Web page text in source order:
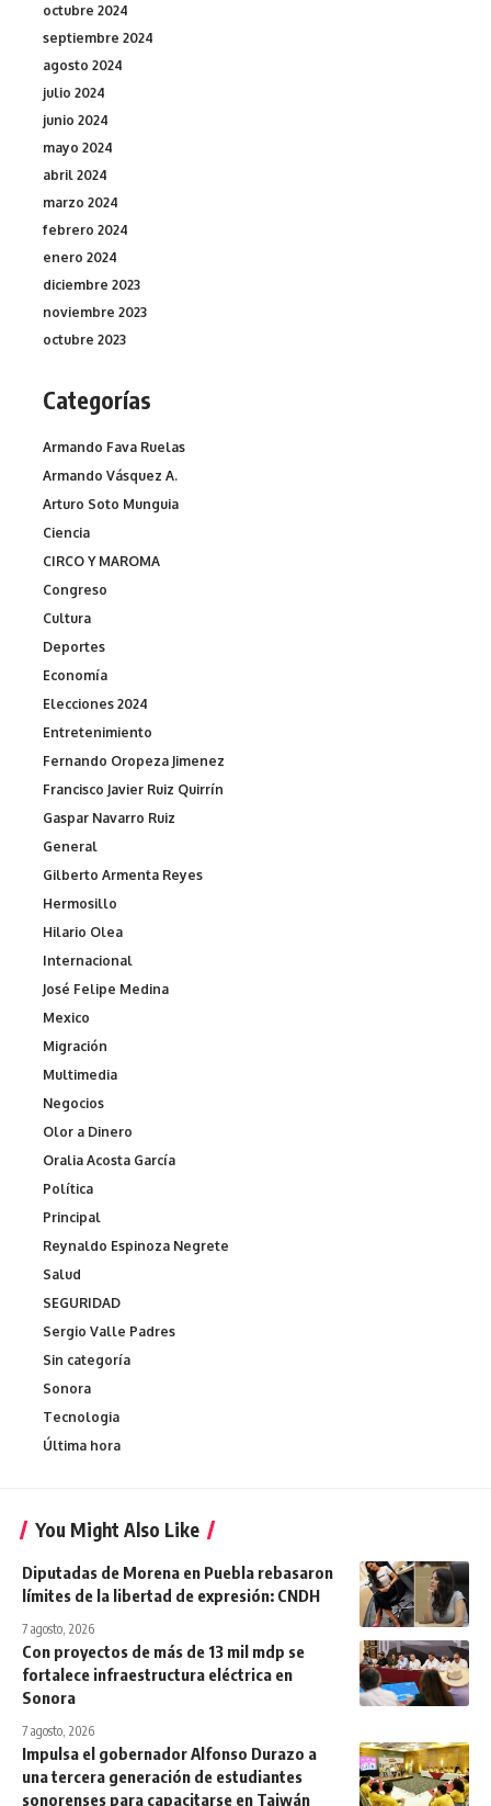
octubre 2024
septiembre 2024
agosto 2024
julio 2024
junio 2024
mayo 2024
abril 2024
marzo 2024
febrero 2024
enero 2024
diciembre 2023
noviembre 2023
octubre 2023
Categorías
Armando Fava Ruelas
Armando Vásquez A.
Arturo Soto Munguia
Ciencia
CIRCO Y MAROMA
Congreso
Cultura
Deportes
Economía
Elecciones 2024
Entretenimiento
Fernando Oropeza Jimenez
Francisco Javier Ruiz Quirrín
Gaspar Navarro Ruiz
General
Gilberto Armenta Reyes
Hermosillo
Hilario Olea
Internacional
José Felipe Medina
Mexico
Migración
Multimedia
Negocios
Olor a Dinero
Oralia Acosta García
Política
Principal
Reynaldo Espinoza Negrete
Salud
SEGURIDAD
Sergio Valle Padres
Sin categoría
Sonora
Tecnologia
Última hora
You Might Also Like
Diputadas de Morena en Puebla rebasaron
límites de la libertad de expresión: CNDH
7 agosto, 2026
Con proyectos de más de 13 mil mdp se
fortalece infraestructura eléctrica en
Sonora
7 agosto, 2026
Impulsa el gobernador Alfonso Durazo a
una tercera generación de estudiantes
sonorenses para capacitarse en Taiwán